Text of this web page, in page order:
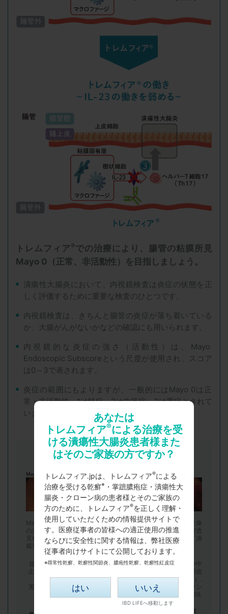
あなたは
トレムフィア®による治療を受
ける潰瘍性大腸炎患者様また
はそのご家族の方ですか？
トレムフィア.jpは、トレムフィア®による
治療を受ける乾癬※ ・掌蹠膿疱症・潰瘍性大
腸炎・クローン病の患者様とそのご家族の
方のために、トレムフィア®を正しく理解・
使用していただくための情報提供サイトで
す。医療従事者の皆様への適正使用の推進
ならびに安全性に関する情報は、弊社医療
従事者向けサイトにて公開しております。
※尋常性乾癬、乾癬性関節炎、膿疱性乾癬、乾癬性紅皮症
はい いいえ
トレムフィア ®での治療により、腸管の粘膜所見
Mayo 0（正常、非活動性）を目指しましょう。
潰瘍性大腸炎において、内視鏡検査は炎症の状態を正
しく評価するために重要な検査のひとつです。
内視鏡検査は、きちんと腸管の炎症が落ち着いている
か、大腸がんがないかなどの確認にも用いられます。
内視鏡的な炎症の強さ（活動性）は、Mayo
Endoscopic Subscoreという尺度が使用され、スコア
は0～3で表されます。
炎症の範囲にもよりますが、一般的にはMayo 0は正
常・非活動性、1は軽症、2は中等症、3は重症とされて
います。
Mayo 0：正常か非活動性、Mayo 1：軽症（発赤、血管透見像
の減少、軽度脆弱性）、Mayo 2：中等症（著明な発赤、血管透
見像の消失、脆弱性、びらん）、Mayo 3：重症（自然出血、潰
瘍形成）​
猿田 雅之（2015）. ２. 外来でのモニタリング ③薬剤減量や中
（監修）.
実臨床に役立つ IBD内視鏡-診断・モニタリング・サーベイラン
ス 日本メディカルセンター pp.131-138.​